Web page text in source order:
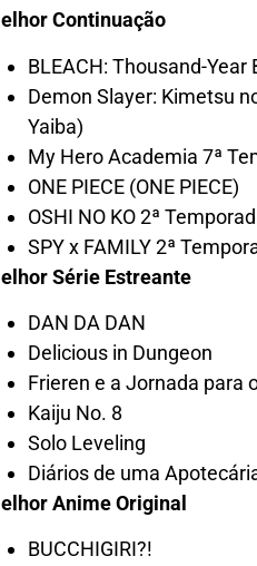
Continuação
BLEACH: Thousand-
Demon Slayer: Kimetsu
Yaiba)
My Hero Academia 7ª
ONE PIECE (ONE PIECE)
OSHI NO KO 2ª
SPY x FAMILY 2ª
Série Estreante
DAN DA DAN
Delicious in Dungeon
Frieren e a Jornada para
Kaiju No. 8
Solo Leveling
Diários de uma
Anime Original
BUCCHIGIRI?!